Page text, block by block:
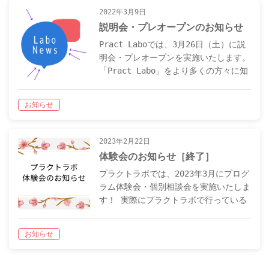
て…
2022年3月9日
説明会・プレオープンのお知らせ
Pract Laboでは、3月26日（土）に説
明会・プレオープンを実施いたします。
「Pract Labo」をより多くの方々に知
お知らせ
2023年2月22日
体験会のお知らせ［終了］
プラクトラボでは、2023年3月にプログ
ラム体験会・個別相談会を実施いたしま
す！ 実際にプラクトラボで行っている
お知らせ